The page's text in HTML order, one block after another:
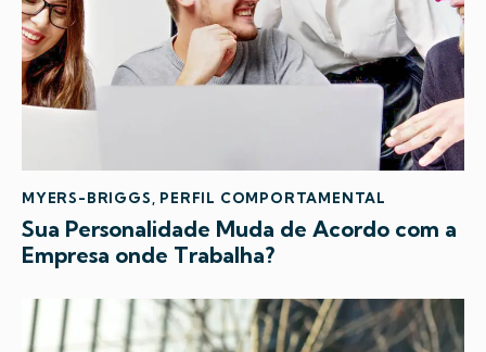
MYERS-BRIGGS PERFIL COMPORTAMENTAL
Sua Personalidade Muda de Acordo com a
Empresa onde Trabalha?